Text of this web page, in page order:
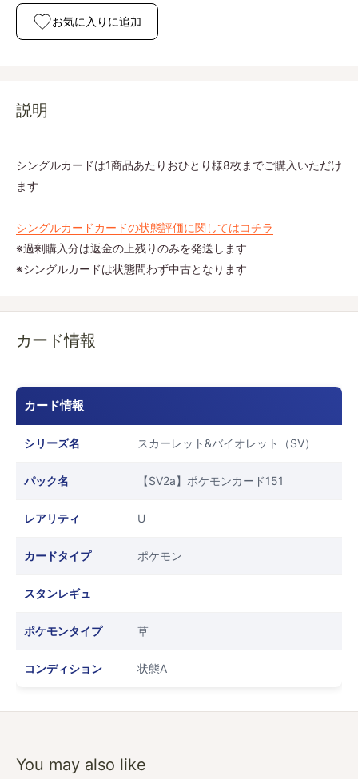
お気に入りに追加
説明
シングルカードは1商品あたりおひとり様8枚までご購入いただけ
ます
シングルカードカードの状態評価に関してはコチラ
※過剰購入分は返金の上残りのみを発送します
※シングルカードは状態問わず中古となります
カード情報
カード情報
シリーズ名 スカーレット&バイオレット（SV）
パック名 【SV2a】ポケモンカード151
レアリティ U
カードタイプ ポケモン
スタンレギュ
ポケモンタイプ 草
コンディション 状態A
You may also like